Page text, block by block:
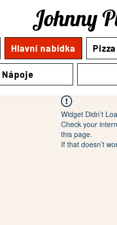
Johnny
Hlavní nabídka Pizza
Nápoje
Widget Didn’t
Check your
this page.
If that doesn’t